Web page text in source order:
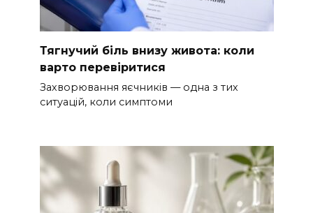
Тягнучий біль внизу живота: коли
варто перевіритися
Захворювання яєчників — одна з тих
ситуацій, коли симптоми